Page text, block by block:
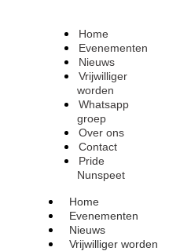
Home
Evenementen
Nieuws
Vrijwilliger
worden
Whatsapp
groep
Over ons
Contact
Pride
Nunspeet
Home
Evenementen
Nieuws
Vrijwilliger worden